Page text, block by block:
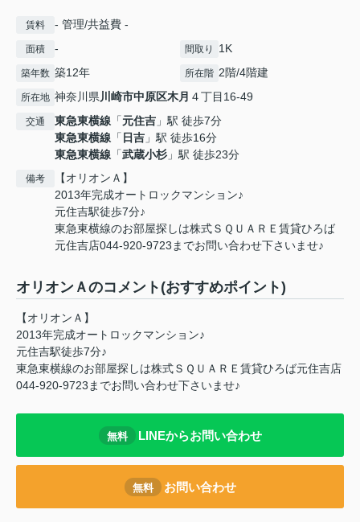
賃料 - 管理/共益費 -
面積 - 間取り 1K
築年数 築12年 所在階 2階/4階建
所在地 神奈川県川崎市中原区木月 ４丁目16-49
交通 東急東横線 「元住吉 」駅 徒歩7分
東急東横線 「 日吉 」駅 徒歩16分
東急東横線 「武蔵小杉 」駅 徒歩23分
備考
【オリオンＡ】
2013年完成オートロックマンション♪
元住吉駅徒歩7分♪
東急東横線のお部屋探しは株式ＳＱＵＡＲＥ賃貸ひろば
元住吉店044-920-9723までお問い合わせ下さいませ♪
オリオンＡのコメント(おすすめポイント)
【オリオンＡ】
2013年完成オートロックマンション♪
元住吉駅徒歩7分♪
東急東横線のお部屋探しは株式ＳＱＵＡＲＥ賃貸ひろば元住吉店
044-920-9723までお問い合わせ下さいませ♪
無料 LINEからお問い合わせ
無料 お問い合わせ